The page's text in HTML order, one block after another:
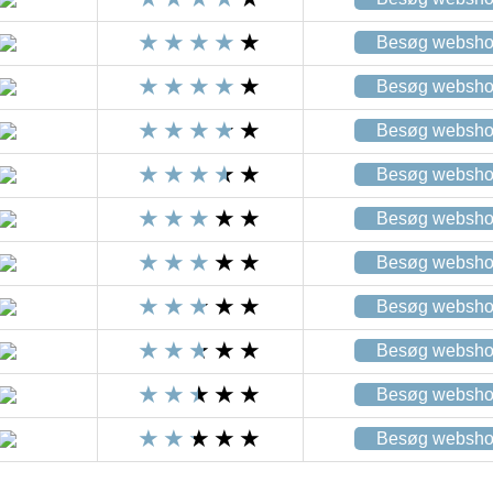
Besøg
Besøg
Besøg
Besøg
Besøg
Besøg
Besøg
Besøg
Besøg
Besøg